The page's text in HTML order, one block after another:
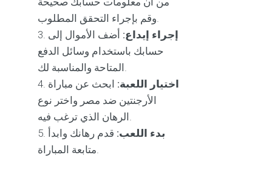
وقم بإجراء التحقق المطلوب.
إجراء إيداع: أضف الأموال إلى
حسابك باستخدام وسائل الدفع
المتاحة والمناسبة لك.
اختيار اللعبة: ابحث عن مباراة
الأرجنتين ضد مصر واختر نوع
الرهان الذي ترغب فيه.
بدء اللعب: قدم رهانك وابدأ
متابعة المباراة.